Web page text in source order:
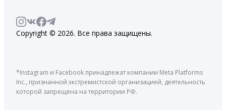
Copyright © 2026. Все права защищены.
*Instagram и Facebook принадлежат компании Meta Platforms
Inc., признанной экстремистской организацией, деятельность
которой запрещена на территории РФ.